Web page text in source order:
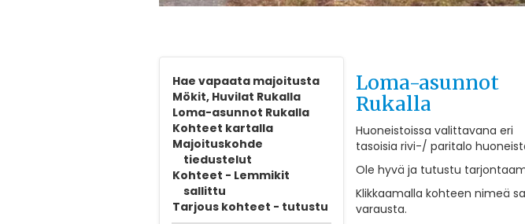
Hae vapaata majoitusta
Mökit, Huvilat Rukalla
Loma-asunnot Rukalla
Kohteet kartalla
Majoituskohde
tiedustelut
Kohteet - Lemmikit
sallittu
Tarjous kohteet - tutustu
Loma-asunnot
Rukalla
Huoneistoissa valittavana eri
tasoisia rivi-/ paritalo
Ole hyvä ja tutustu
Klikkaamalla kohteen nimeä
varausta.